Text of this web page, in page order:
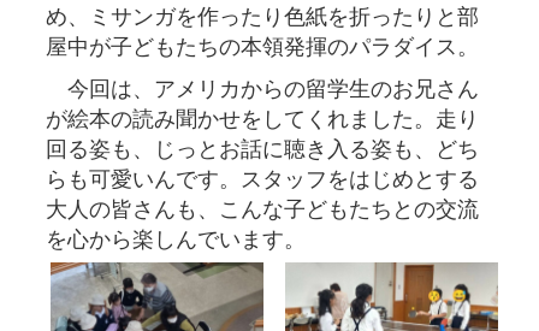
め、ミサンガを作ったり色紙を折ったりと部
屋中が子どもたちの本領発揮のパラダイス。
今回は、アメリカからの留学生のお兄さん
が絵本の読み聞かせをしてくれました。走り
回る姿も、じっとお話に聴き入る姿も、どち
らも可愛いんです。スタッフをはじめとする
大人の皆さんも、こんな子どもたちとの交流
を心から楽しんでいます。